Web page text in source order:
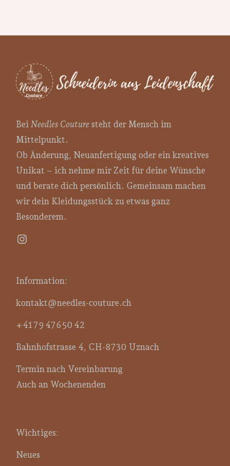
Bei Needles Couture steht der Mensch im
Mittelpunkt.
Ob Änderung, Neuanfertigung oder ein kreatives
Unikat – ich nehme mir Zeit für deine Wünsche
und berate dich persönlich. Gemeinsam machen
wir dein Kleidungsstück zu etwas ganz
Besonderem.
Instagram
Information:
kontakt@needles-couture.ch
+41 79 476 50 42
Bahnhofstrasse 4, CH-8730 Uznach
Termin nach Vereinbarung
Auch an Wochenenden
Wichtiges:
Neues